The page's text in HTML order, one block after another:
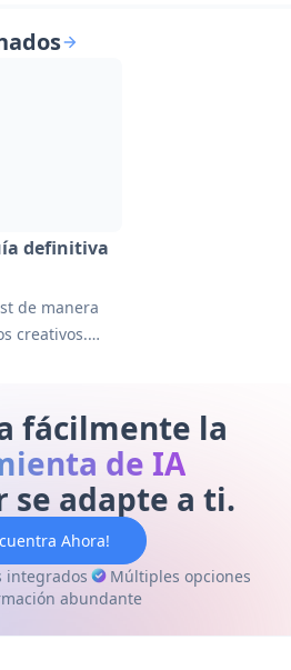
definitiva
de manera
creativos.
mejores
fácilmente la
de IA
se adapte a ti.
Ahora!
integrados
Múltiples opciones
abundante